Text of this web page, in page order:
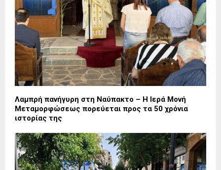
Λαμπρή πανήγυρη στη Ναύπακτο – Η Ιερά Μονή
Μεταμορφώσεως πορεύεται προς τα 50 χρόνια
ιστορίας της